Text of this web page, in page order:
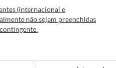
(internacional e
não sejam preenchidas